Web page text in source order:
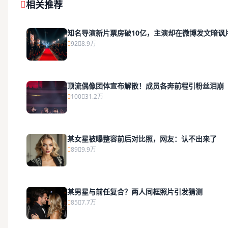
相关推荐
知名导演新片票房破10亿，主演却在微博发文暗讽
92 8.9万
顶流偶像团体宣布解散！成员各奔前程引粉丝泪崩
100 31.2万
某女星被曝整容前后对比照，网友：认不出来了
89 9.9万
某男星与前任复合？两人同框照片引发猜测
85 7.7万